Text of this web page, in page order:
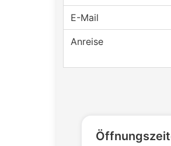
E-Mail
Anreise